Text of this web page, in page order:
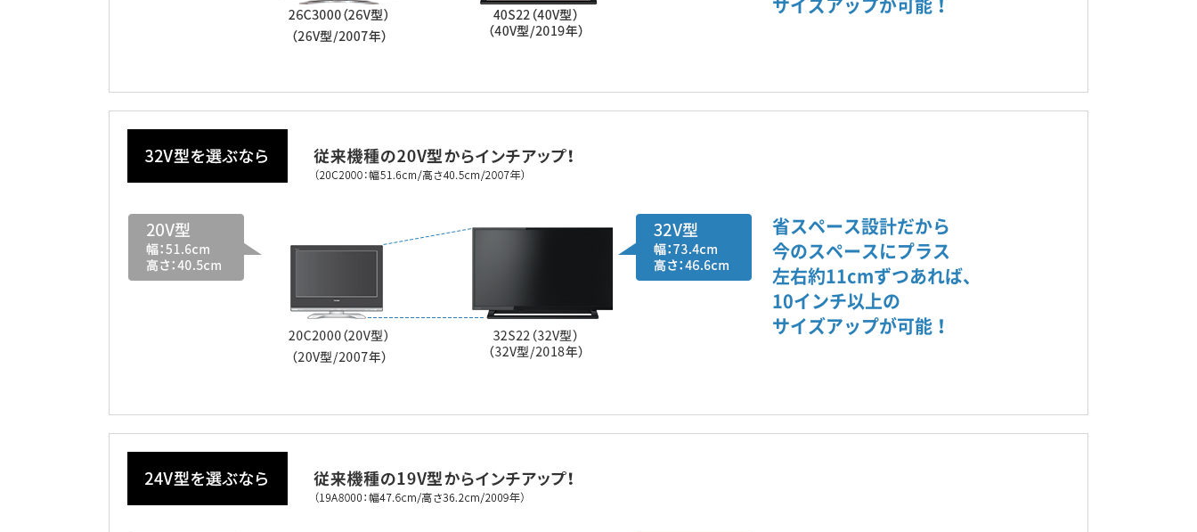
省スペース設計だから
今のスペースにプラス
左右約11cmずつあれば、
10インチ以上の
サイズアップが可能！